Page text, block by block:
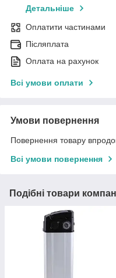
Детальніше
Оплатити частинами
Післяплата
Оплата на рахунок
Всі умови оплати
Умови повернення
Повернення товару
Всі умови повернення
Подібні товари